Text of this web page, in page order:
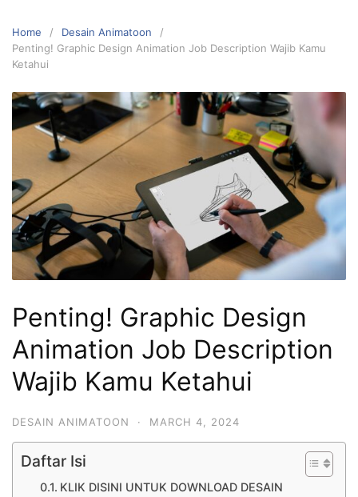
Home
Desain Animatoon
Penting! Graphic Design Animation Job Description Wajib Kamu
Ketahui
Penting! Graphic Design
Animation Job Description
Wajib Kamu Ketahui
DESAIN ANIMATOON · MARCH 4, 2024
Daftar Isi
KLIK DISINI UNTUK DOWNLOAD DESAIN